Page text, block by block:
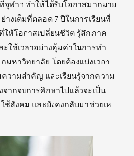
จุฬาฯทำให้ได้รับโอกาสมากมาย
างเต็มที่ตลอด 7 ปีในการเรียนที่
ห้โอกาสเปลี่ยนชีวิต รู้สึกภาค
ะใช้เวลาอย่างคุ้มค่าในการทำ
มหาวิทยาลัย โดยต้องแบ่งเวลา
ความสำคัญ และเรียนรู้จากความ
จากจบการศึกษาไปแล้วจะเป็น
ช้สังคม และยังคงกลับมาช่วยเห